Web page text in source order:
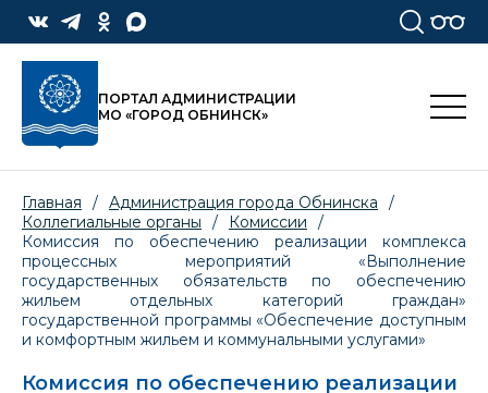
ПОРТАЛ АДМИНИСТРАЦИИ
МО «ГОРОД ОБНИНСК»
Главная / Администрация города Обнинска
/
Коллегиальные органы
/ Комиссии
/
Комиссия по обеспечению реализации комплекса
процессных мероприятий «Выполнение
государственных обязательств по обеспечению
жильем отдельных категорий граждан»
государственной программы «Обеспечение доступным
и комфортным жильем и коммунальными услугами»
Комиссия по обеспечению реализации